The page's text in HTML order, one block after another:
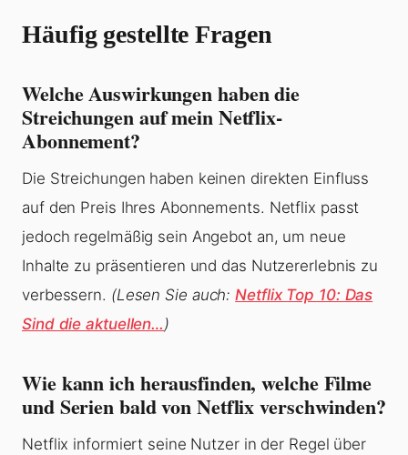
Häufig gestellte Fragen
Welche Auswirkungen haben die
Streichungen auf mein Netflix-
Abonnement?
Die Streichungen haben keinen direkten Einfluss
auf den Preis Ihres Abonnements. Netflix passt
jedoch regelmäßig sein Angebot an, um neue
Inhalte zu präsentieren und das Nutzererlebnis zu
verbessern. (Lesen Sie auch:Netflix Top 10: Das
Sind die aktuellen…)
Wie kann ich herausfinden, welche Filme
und Serien bald von Netflix verschwinden?
Netflix informiert seine Nutzer in der Regel über